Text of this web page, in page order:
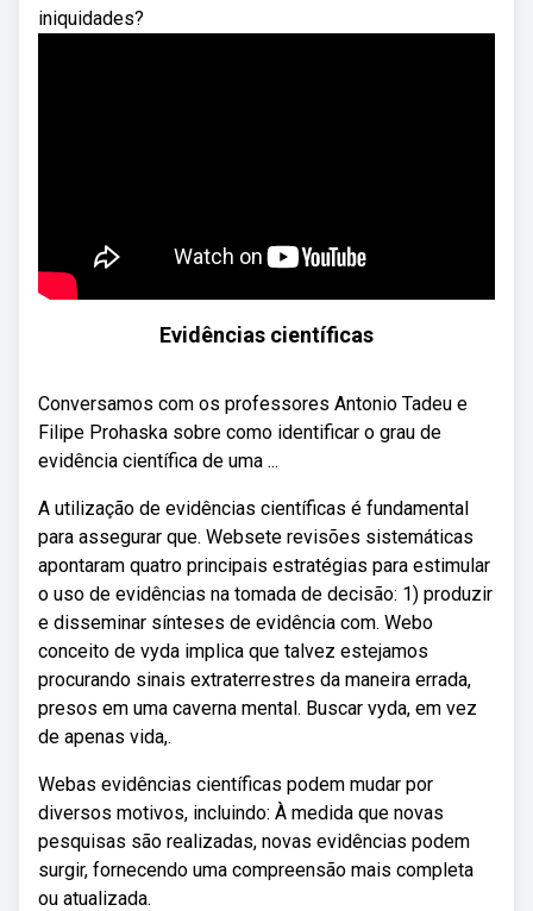
iniquidades?
Evidências científicas
Conversamos com os professores Antonio Tadeu e
Filipe Prohaska sobre como identificar o grau de
evidência científica de uma ...
A utilização de evidências científicas é fundamental
para assegurar que. Websete revisões sistemáticas
apontaram quatro principais estratégias para estimular
o uso de evidências na tomada de decisão: 1) produzir
e disseminar sínteses de evidência com. Webo
conceito de vyda implica que talvez estejamos
procurando sinais extraterrestres da maneira errada,
presos em uma caverna mental. Buscar vyda, em vez
de apenas vida,.
Webas evidências científicas podem mudar por
diversos motivos, incluindo: À medida que novas
pesquisas são realizadas, novas evidências podem
surgir, fornecendo uma compreensão mais completa
ou atualizada.